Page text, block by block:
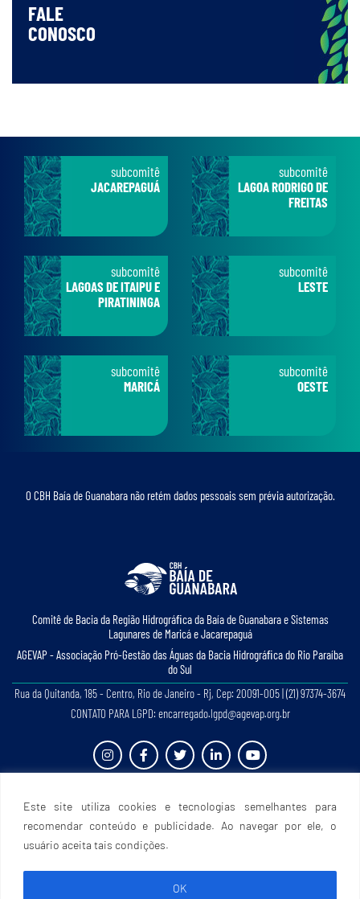
Este site utiliza cookies e tecnologias semelhantes para
recomendar conteúdo e publicidade. Ao navegar por ele, o
usuário aceita tais condições.
OK
FALE
CONOSCO
subcomitê
JACAREPAGUÁ
subcomitê
LAGOA RODRIGO DE
FREITAS
subcomitê
LAGOAS DE ITAIPU E
PIRATININGA
subcomitê
LESTE
subcomitê
MARICÁ
subcomitê
OESTE
O CBH Baía de Guanabara não retém dados pessoais sem prévia autorização.
Comitê de Bacia da Região Hidrográﬁca da Baía de Guanabara e Sistemas
Lagunares de Maricá e Jacarepaguá
AGEVAP - Associação Pró-Gestão das Águas da Bacia Hidrográﬁca do Rio Paraíba
do Sul
Rua da Quitanda, 185 - Centro, Rio de Janeiro - Rj, Cep: 20091-005 | (21) 97374-3674
CONTATO PARA LGPD: encarregado.lgpd@agevap.org.br